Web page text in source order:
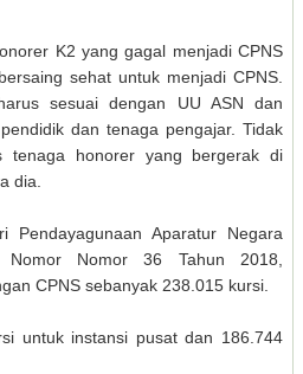
K2 yang gagal menjadi CPNS
sehat untuk menjadi CPNS.
sesuai dengan UU ASN dan
dan tenaga pengajar. Tidak
tenaga honorer yang bergerak di
dia.
Pendayagunaan Aparatur Negara
Nomor Nomor 36 Tahun 2018,
CPNS sebanyak 238.015 kursi.
untuk instansi pusat dan 186.744